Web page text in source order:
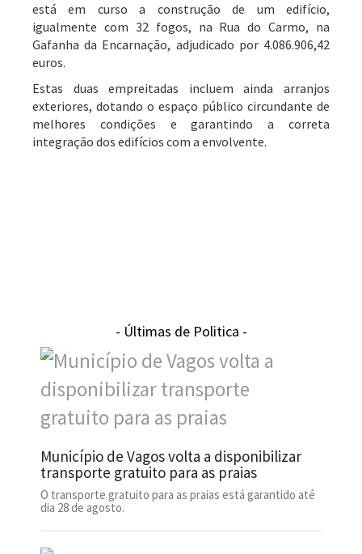
está em curso a construção de um edifício,
igualmente com 32 fogos, na Rua do Carmo, na
Gafanha da Encarnação, adjudicado por 4.086.906,42
euros.
Estas duas empreitadas incluem ainda arranjos
exteriores, dotando o espaço público circundante de
melhores condições e garantindo a correta
integração dos edifícios com a envolvente.
- Últimas de Politica -
Município de Vagos volta a disponibilizar
transporte gratuito para as praias
O transporte gratuito para as praias está garantido até
dia 28 de agosto.